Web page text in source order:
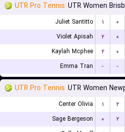
UTR Pro Tennis UTR Women
Juliet Santitto ۱ ۰
Violet Apisah
۲ ۰
Kaylah Mcphee
۲ ۰
Emma Tran
- -
UTR Pro Tennis UTR Women
Center Olivia ۱ ۲
Sage Bergeson
۰ ۲